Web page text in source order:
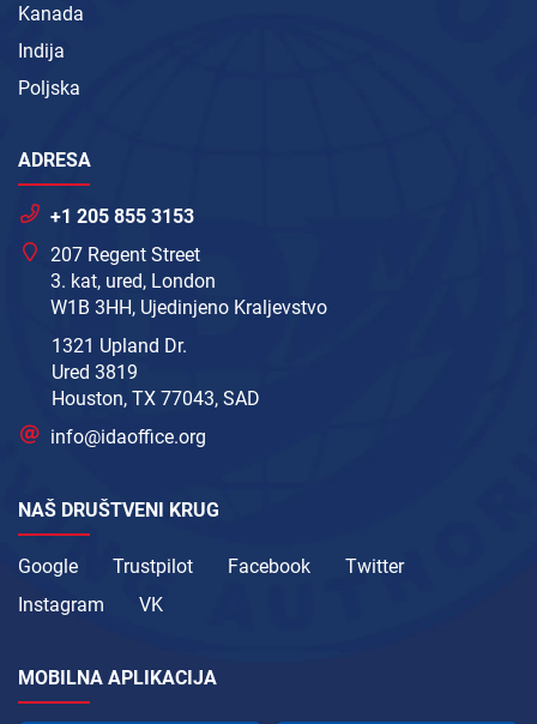
Kanada
Indija
Poljska
ADRESA
+1 205 855 3153
207 Regent Street
3. kat, ured, London
W1B 3HH, Ujedinjeno Kraljevstvo
1321 Upland Dr.
Ured 3819
Houston, TX 77043, SAD
info@idaoffice.org
NAŠ DRUŠTVENI KRUG
Google Trustpilot Facebook
Twitter
Instagram
VK
MOBILNA APLIKACIJA